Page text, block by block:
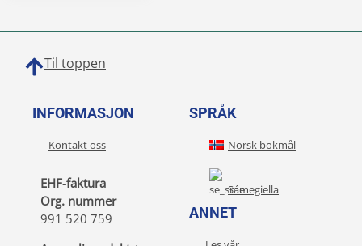
Til toppen
INFORMASJON
Kontakt oss
EHF-faktura
Org. nummer
991 520 759
SPRÅK
Norsk bokmål
Sámegiella
ANNET